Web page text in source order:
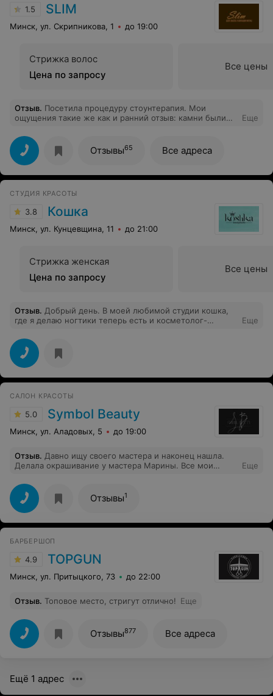
1.5 SLIM
Минск, ул. Скрипникова, 1 до 19:00
Стрижка волос
Цена по запросу
Все цены
Отзыв. Посетила процедуру стоунтерапия. Мои
ощущения такие же как и ранний отзыв: камни были
английском языке, несколько раз говорила, что горячо,
но никто на это не обратил внимание. Есть желание
попробовать эту процедуру, но в этом салоне. Также
хотела попробовать другие процедуры здесь, теперь в
раздумьях.
Еще
Отзывы65 Все адреса
СТУДИЯ КРАСОТЫ
3.8 Кошка
Минск, ул. Кунцевщина, 11 до 21:00
Стрижка женская
Цена по запросу
Все цены
Отзыв. Добрый день. В моей любимой студии кошка,
где я делаю ногтики теперь есть и косметолог-
понравилось. Мастер с хорошим опытом работы,
знает, что делает. Очень приятная в общении, время
пролетает быстро. Это радует. Приятный интерьер.
Кто не был, советую посетить от всей души.
Еще
САЛОН КРАСОТЫ
5.0 Symbol Beauty
Минск, ул. Аладовых, 5 до 19:00
Отзыв. Давно ищу своего мастера и наконец нашла.
Делала окрашивание у мастера Марины. Все мои
устранены, обслуживание, профессионализм на
высшем уровне. Сам салон тоже понравился, чистый и
аккуратный.
Еще
Отзывы1
БАРБЕРШОП
4.9 TOPGUN
Минск, ул. Притыцкого, 73 до 22:00
Отзыв. Топовое место, стригут отлично! Еще
Отзывы877 Все адреса
Ещё 1 адрес